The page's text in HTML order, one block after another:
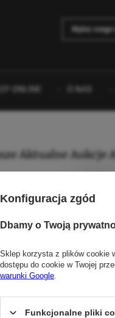
Konfiguracja zgód
Dbamy o Twoją
Sklep korzysta z plików cookie
dostępu do cookie w Twojej
warunki Google
Funkcjonalne pliki